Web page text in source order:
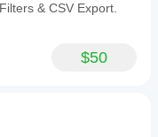
& CSV Export.
$50